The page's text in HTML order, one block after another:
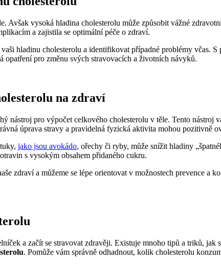
Avšak vysoká hladina ‌cholesterolu může‍ způsobit vážné
⁤a zajistila ‍se optimální péče o zdraví.
hladinu cholesterolu ‌a identifikovat případné problémy včas.
opatření pro ⁤změnu svých stravovacích a životních ⁤návyků.
na zdraví
pro ⁢výpočet celkového cholesterolu ‌v ⁢těle.‌ Tento nástroj
úprava stravy‍ a‍ pravidelná ⁣fyzická⁣ aktivita mohou⁤ pozitivně
jako jsou avokádo, ořechy či ryby, může‌ snížit hladiny
s‌ vysokým obsahem přidaného ⁤cukru.
zdraví a můžeme se lépe⁤ orientovat v​ možnostech prevence⁢ a⁣
⁤a⁢ začít se‌ stravovat zdravěji. Existuje mnoho tipů a triků,
. Pomůže vám správně odhadnout, ⁣kolik cholesterolu